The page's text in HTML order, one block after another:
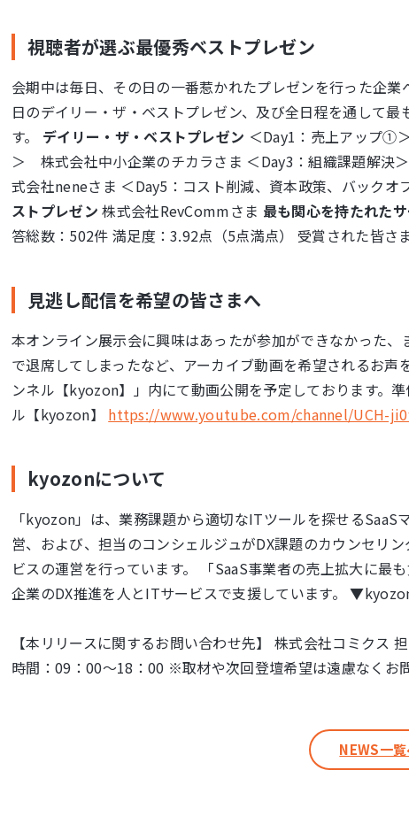
視聴者が選ぶ最優秀ベストプレゼン
会期中は毎日、その日の一番惹かれたプレゼンを行った企
日のデイリー・ザ・ベストプレゼン、及び全日程を通して
す。 デイリー・ザ・ベストプレゼン ＜Day1：売上アップ①
＞ 株式会社中小企業のチカラさま ＜Day3：組織課題解
式会社neneさま ＜Day5：コスト削減、資本政策、バック
ストプレゼン 株式会社RevCommさま 最も関心を持たれた
答総数：502件 満足度：3.92点（5点満点） 受賞された皆さ
見逃し配信を希望の皆さまへ
本オンライン展示会に興味はあったが参加ができなかった
で退席してしまったなど、アーカイブ動画を希望されるお
ンネル【kyozon】」内にて動画公開を予定しております。
ル【kyozon】 https://www.youtube.com/channel/UCH-
kyozonについて
「kyozon」は、業務課題から適切なITツールを探せる
営、および、担当のコンシェルジュがDX課題のカウンセリ
ビスの運営を行っています。 「SaaS事業者の売上拡大に最
企業のDX推進を人とITサービスで支援しています。
【本リリースに関するお問い合わせ先】 株式会社コミク
時間：09：00～18：00 ※取材や次回登壇希望は遠慮なくお
NEWS一